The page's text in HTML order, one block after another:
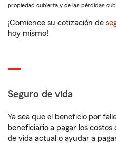
propiedad cubierta y de las pérdidas
¡Comience su cotización de
hoy mismo!
Seguro de vida
Ya sea que el beneficio por
beneficiario a pagar los
de vida actual o ayudar a